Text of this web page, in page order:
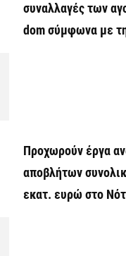
συναλλαγές των
dom σύμφωνα με
Προχωρούν έργα
αποβλήτων
εκατ. ευρώ στο